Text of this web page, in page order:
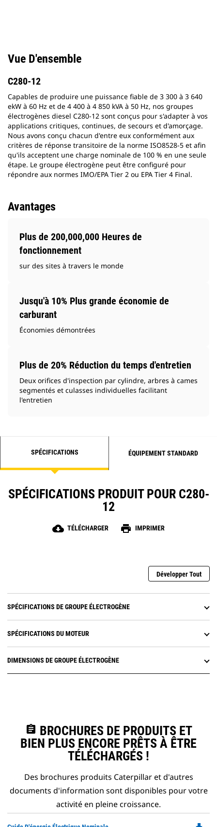
Vue D'ensemble
C280-12
Capables de produire une puissance fiable de 3 300 à 3 640
ekW à 60 Hz et de 4 400 à 4 850 kVA à 50 Hz, nos groupes
électrogènes diesel C280-12 sont conçus pour s'adapter à vos
applications critiques, continues, de secours et d'amorçage.
Nous avons conçu chacun d'entre eux conformément aux
critères de réponse transitoire de la norme ISO8528-5 et afin
qu'ils acceptent une charge nominale de 100 % en une seule
étape. Le groupe électrogène peut être configuré pour
répondre aux normes IMO/EPA Tier 2 ou EPA Tier 4 Final.
Avantages
Plus de 200,000,000 Heures de
fonctionnement
sur des sites à travers le monde
Jusqu'à 10% Plus grande économie de
carburant
Économies démontrées
Plus de 20% Réduction du temps d'entretien
Deux orifices d'inspection par cylindre, arbres à cames
segmentés et culasses individuelles facilitant
l'entretien
SPÉCIFICATIONS ÉQUIPEMENT STANDARD
SPÉCIFICATIONS PRODUIT POUR C280-
12
cloud_download TÉLÉCHARGER print IMPRIMER
Développer Tout
SPÉCIFICATIONS DE GROUPE ÉLECTROGÈNE
SPÉCIFICATIONS DU MOTEUR
DIMENSIONS DE GROUPE ÉLECTROGÈNE
assignment BROCHURES DE PRODUITS ET
BIEN PLUS ENCORE PRÊTS À ÊTRE
TÉLÉCHARGÉS !
Des brochures produits Caterpillar et d'autres
documents d'information sont disponibles pour votre
activité en pleine croissance.